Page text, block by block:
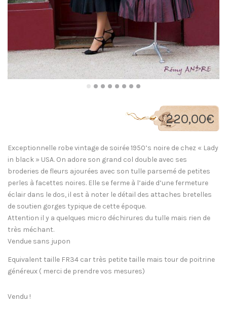
220,00€
Exceptionnelle robe vintage de soirée 1950’s noire de chez « Lady
in black » USA. On adore son grand col double avec ses
broderies de fleurs ajourées avec son tulle parsemé de petites
perles à facettes noires. Elle se ferme à l’aide d’une fermeture
éclair dans le dos, il est à noter le détail des attaches bretelles
de soutien gorges typique de cette époque.
Attention il y a quelques micro déchirures du tulle mais rien de
très méchant.
Vendue sans jupon
Equivalent taille FR34 car très petite taille mais tour de poitrine
généreux ( merci de prendre vos mesures)
Vendu !